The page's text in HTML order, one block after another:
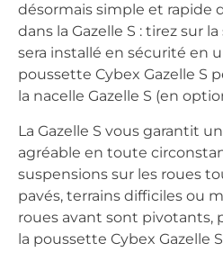
désormais simple et rapide
dans la Gazelle S : tirez sur
sera installé en sécurité en
poussette Cybex Gazelle S
la nacelle Gazelle S (en
La Gazelle S vous garantit
agréable en toute
suspensions sur les roues
pavés, terrains difficiles ou
roues avant sont
la poussette Cybex Gazelle